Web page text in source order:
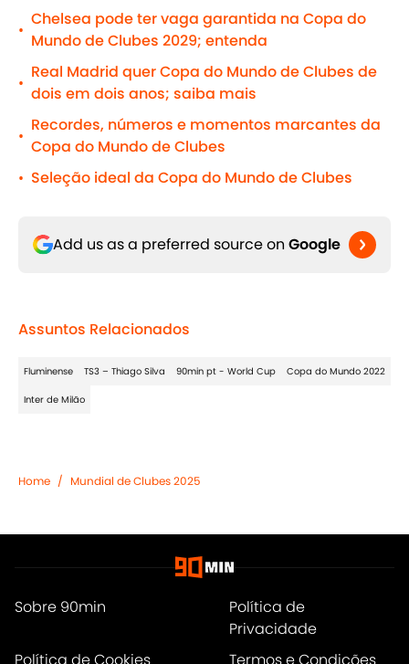
•
Chelsea pode ter vaga garantida na Copa do
Mundo de Clubes 2029; entenda
•
Real Madrid quer Copa do Mundo de Clubes de
dois em dois anos; saiba mais
•
Recordes, números e momentos marcantes da
Copa do Mundo de Clubes
• Seleção ideal da Copa do Mundo de Clubes
Add us as a preferred source on Google
Assuntos Relacionados
Fluminense TS3 – Thiago Silva 90min pt - World Cup Copa do Mundo 2022
Inter de Milão
Home / Mundial de Clubes 2025
Sobre 90min
Política de
Privacidade